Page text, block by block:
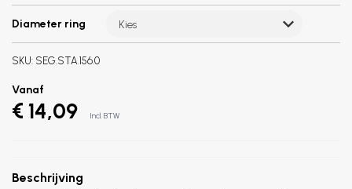
Diameter ring Kies
SKU: SEG.STA.156.0
Vanaf
€ 14,09 Incl. BTW
Beschrijving